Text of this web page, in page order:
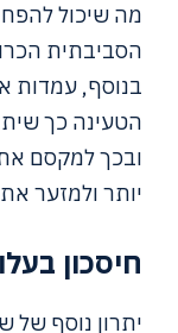
מה שיכול
הסביבתית
בנוסף, עמדות
הטעינה כך
ובכך למקסם
יותר ולמזער
חיסכון
יתרון נוסף